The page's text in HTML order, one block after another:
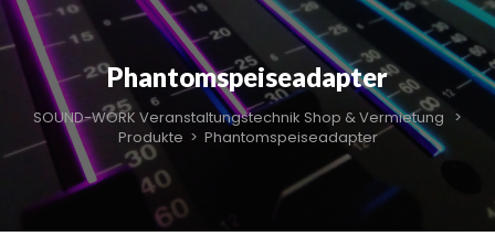
Phantomspeiseadapter
SOUND-WORK Veranstaltungstechnik Shop & Vermietung >
Produkte > Phantomspeiseadapter